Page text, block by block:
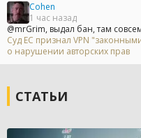
Cohen
1 час назад
@mrGrim, выдал бан, там
Суд ЕС признал VPN
о нарушении авторских прав
СТАТЬИ